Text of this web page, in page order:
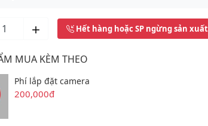
Hết hàng hoặc SP ngừng sản xuất
MUA KÈM THEO
Phí lắp đặt camera
200,000đ